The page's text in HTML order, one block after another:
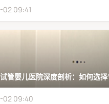
09:41
管婴儿医院深度剖析：如何选
09:40